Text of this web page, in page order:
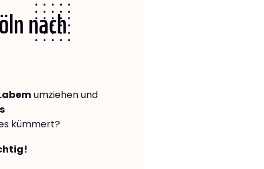
nach
umziehen und
kümmert?